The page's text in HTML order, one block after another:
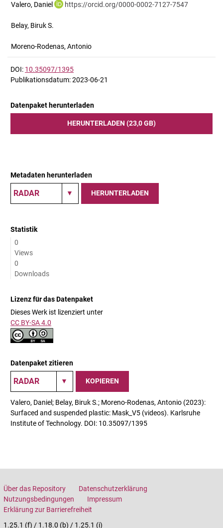
Valero, Daniel
https://orcid.org/0000-0002-7127-7547
Belay, Biruk S.
Moreno-Rodenas, Antonio
DOI: 10.35097/1395
Publikationsdatum: 2023-06-21
Datenpaket herunterladen
HERUNTERLADEN (23,0 GB)
Metadaten herunterladen
HERUNTERLADEN
Statistik
0
Views
0
Downloads
Lizenz für das Datenpaket
Dieses Werk ist lizenziert unter
CC BY-SA 4.0
Datenpaket zitieren
KOPIEREN
Valero, Daniel; Belay, Biruk S.; Moreno-Rodenas, Antonio (2023):
Surfaced and suspended plastic: Mask_V5 (videos). Karlsruhe
Institute of Technology. DOI: 10.35097/1395
Über das Repository
Datenschutzerklärung
Nutzungsbedingungen
Impressum
Erklärung zur Barrierefreiheit
1.25.1 (f) / 1.18.0 (b) / 1.25.1 (i)